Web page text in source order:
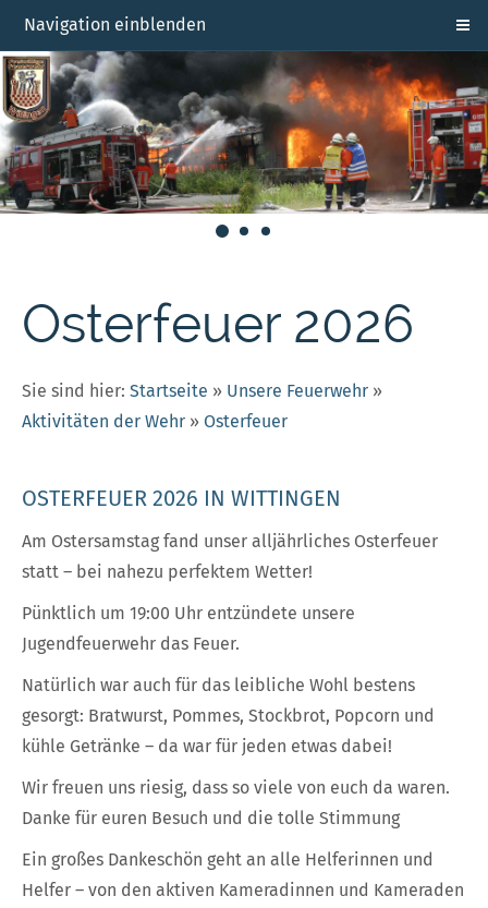
Navigation einblenden
Osterfeuer 2026
Sie sind hier: Startseite » Unsere Feuerwehr »
Aktivitäten der Wehr » Osterfeuer
OSTERFEUER 2026 IN WITTINGEN
Am Ostersamstag fand unser alljährliches Osterfeuer
statt – bei nahezu perfektem Wetter!
Pünktlich um 19:00 Uhr entzündete unsere
Jugendfeuerwehr das Feuer.
Natürlich war auch für das leibliche Wohl bestens
gesorgt: Bratwurst, Pommes, Stockbrot, Popcorn und
kühle Getränke – da war für jeden etwas dabei!
Wir freuen uns riesig, dass so viele von euch da waren.
Danke für euren Besuch und die tolle Stimmung
Ein großes Dankeschön geht an alle Helferinnen und
Helfer – von den aktiven Kameradinnen und Kameraden